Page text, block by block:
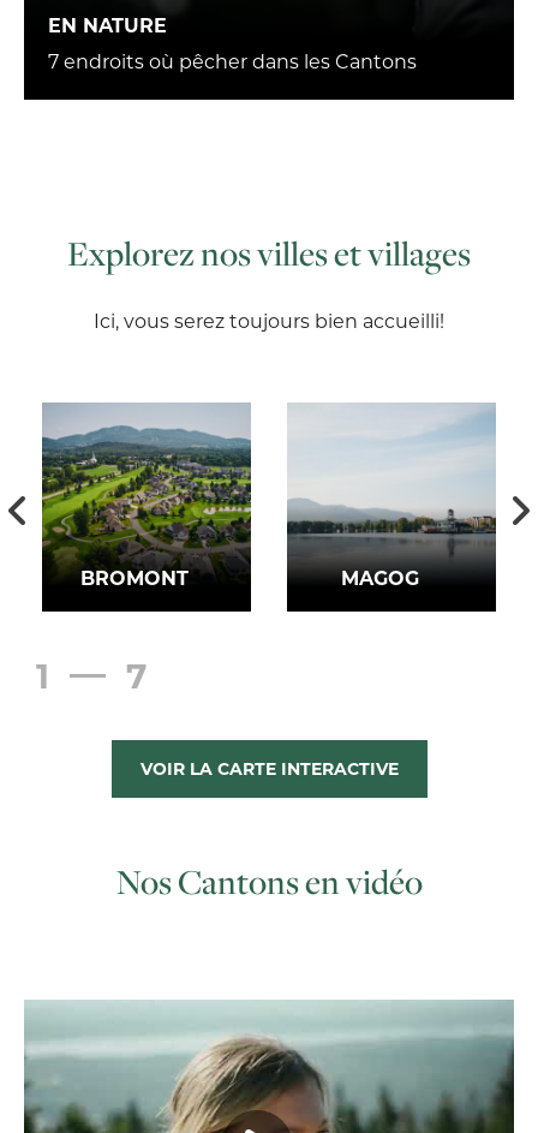
EN NATURE
7 endroits où pêcher dans les Cantons
Explorez nos villes et villages
Ici, vous serez toujours bien accueilli!
BROMONT MAGOG
1 7
VOIR LA CARTE INTERACTIVE
Nos Cantons en vidéo